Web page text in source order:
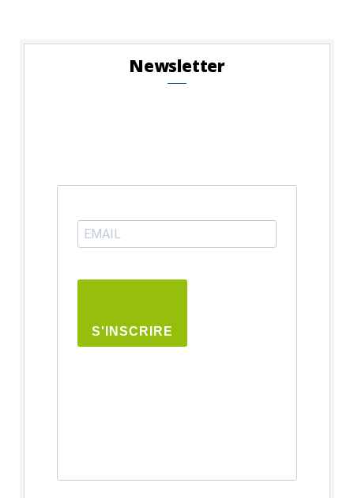
Newsletter
S'INSCRIRE